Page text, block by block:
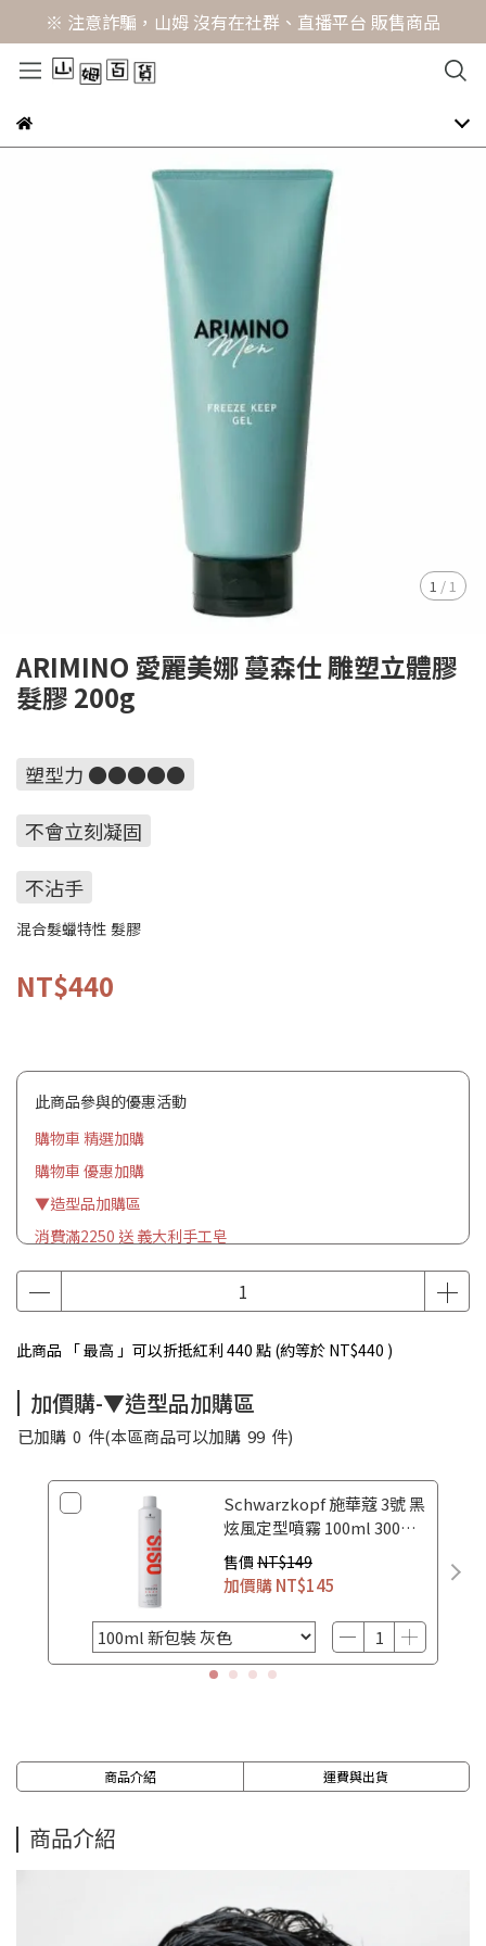
※ 注意詐騙，山姆 沒有在社群、直播平台 販售商品
1 / 1
ARIMINO 愛麗美娜 蔓森仕 雕塑立體膠
髮膠 200g
塑型力 ●●●●●
不會立刻凝固
不沾手
混合髮蠟特性 髮膠
NT$440
此商品參與的優惠活動
購物車 精選加購
購物車 優惠加購
▼造型品加購區
消費滿2250 送 義大利手工皂
此商品 「 最高 」可以折抵紅利 440 點 (約等於 NT$440 )
加價購-▼造型品加購區
已加購 0 件(本區商品可以加購 99 件)
Schwarzkopf 施華蔻 3號 黑
炫風定型噴霧 100ml 300ml
500ml
售價 NT$149
加價購NT$145
商品介紹 運費與出貨
商品介紹